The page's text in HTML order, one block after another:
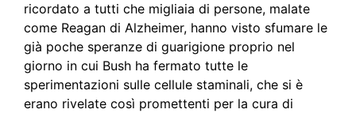
ricordato a tutti che migliaia di persone, malate
come Reagan di Alzheimer, hanno visto sfumare le
già poche speranze di guarigione proprio nel
giorno in cui Bush ha fermato tutte le
sperimentazioni sulle cellule staminali, che si è
erano rivelate così promettenti per la cura di